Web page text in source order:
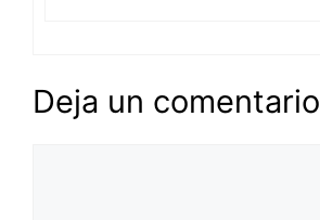
Deja un comentario